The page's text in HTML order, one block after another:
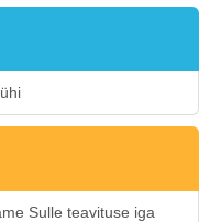
Sulle teavituse iga